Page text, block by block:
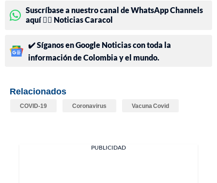
Suscríbase a nuestro canal de WhatsApp Channels
aquí 👉🏻 Noticias Caracol
✔️ Síganos en Google Noticias con toda la
información de Colombia y el mundo.
Relacionados
COVID-19 Coronavirus Vacuna Covid
PUBLICIDAD